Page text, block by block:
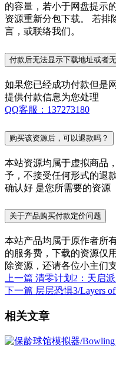
的容量，若小于网盘提示
资源重新分包下载。 若排
言，或联络我们。
付款后无法显示下载地址或者
如果您已经成功付款但是
提供付款信息为您处理
QQ客服：137273180
购买该资源后，可以退款吗？
本站资源均属于虚拟商品
予，不接受任何形式的退
确认好 是您所需要的资源
关于产品购买付款定价问题
本站产品均属于原作者所
的服务费，下载的资源仅
除资源，还请各位小主们
上一篇 清零计划2：天启
下一篇 层层恐惧3/Layers
相关文章